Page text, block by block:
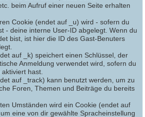
beim Aufruf einer neuen Seite erhalten
Cookie (endet auf _u) wird - sofern du
- deine interne User-ID abgelegt. Wenn du
bist, ist hier die ID des Gast-Benuters
auf _k) speichert einen Schlüssel, der
Anmeldung verwendet wird, sofern du
hast.
auf _track) kann benutzt werden, um zu
Foren, Themen und Beiträge du bereits
Umständen wird ein Cookie (endet auf
um eine von dir gewählte Spracheinstellung